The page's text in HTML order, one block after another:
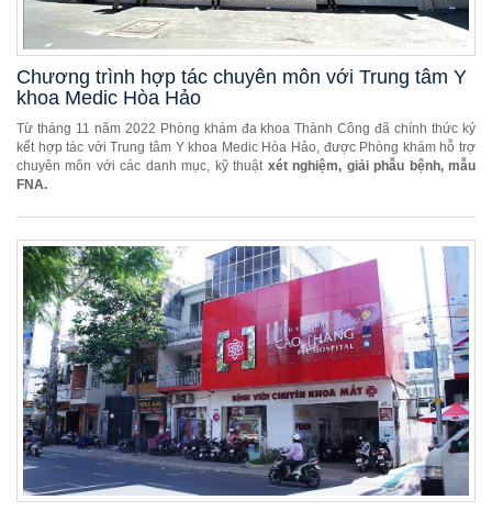
Chương trình hợp tác chuyên môn với Trung tâm Y
khoa Medic Hòa Hảo
Từ tháng 11 năm 2022 Phòng khám đa khoa Thành Công đã chính thức ký
kết hợp tác với Trung tâm Y khoa Medic Hòa Hảo, được Phòng khám hỗ trợ
chuyên môn với các danh mục, kỹ thuật xét nghiệm, giải phẫu bệnh, mẫu
FNA.